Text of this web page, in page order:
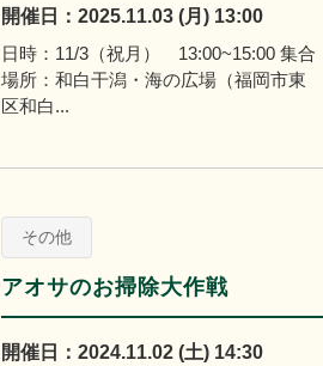
開催日：2025.11.03 (月) 13:00
日時：11/3（祝月） 13:00~15:00 集合
場所：和白干潟・海の広場（福岡市東
区和白...
その他
アオサのお掃除大作戦
開催日：2024.11.02 (土) 14:30